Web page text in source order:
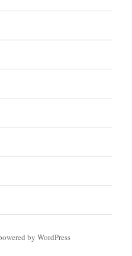
by WordPress